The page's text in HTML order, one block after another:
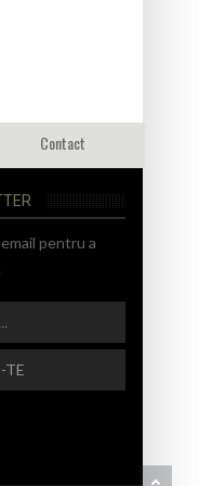
Contact
pentru a